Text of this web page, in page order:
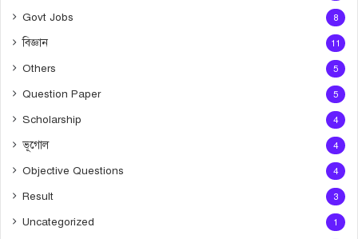
Govt Jobs 8
বিজ্ঞান 11
Others 5
Question Paper 5
Scholarship 4
ভূগোল 4
Objective Questions 4
Result 3
Uncategorized 1